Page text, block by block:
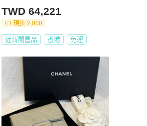
TWD 64,221
現折 2,000
近新閒置品 香港 免運